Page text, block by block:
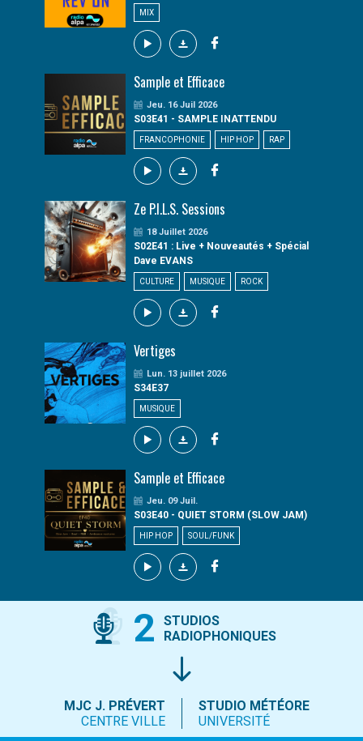
MIX
Sample et Efficace
Jeu. 16 Juil 2026
S03E41 - SAMPLE INATTENDU
FRANCOPHONIE HIP HOP RAP
Ze P.I.L.S. Sessions
18 Juillet 2026
S02E41 : Live + Nouveautés + Spécial
Dave EVANS
CULTURE MUSIQUE ROCK
Vertiges
Lun. 13 juillet 2026
S34E37
MUSIQUE
Sample et Efficace
Jeu. 09 Juil.
S03E40 - QUIET STORM (SLOW JAM)
HIP HOP SOUL/FUNK
2
STUDIOS
RADIOPHONIQUES
MJC J. PRÉVERT
CENTRE VILLE
STUDIO MÉTÉORE
UNIVERSITÉ